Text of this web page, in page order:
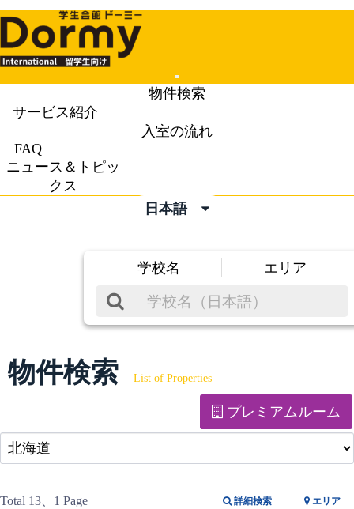
Mobile
Menu
物件検索
サービス紹介
入室の流れ
FAQ
ニュース＆トピッ
クス
日本語
学校名 エリア
物件検索 List of Properties
プレミアムルーム
Total 13、1 Page 詳細検索 エリア